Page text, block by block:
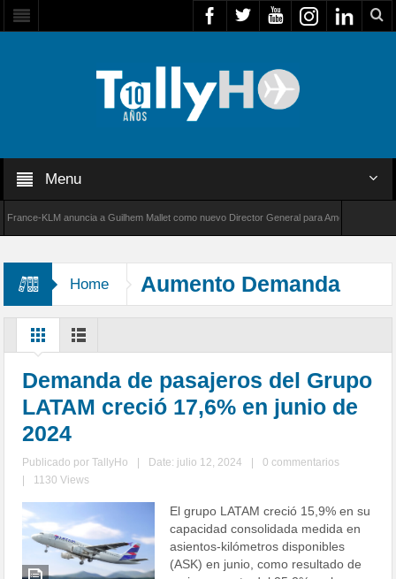
Menu
KLM anuncia a Guilhem Mallet como nuevo Director General para América Latina
Home Aumento Demanda
Demanda de pasajeros del Grupo
LATAM creció 17,6% en junio de
2024
Publicado porTallyHo Date: julio 12, 2024
0 commentarios
1130 Views
El grupo LATAM creció 15,9% en su
capacidad consolidada medida en
asientos-kilómetros disponibles
(ASK) en junio, como resultado de